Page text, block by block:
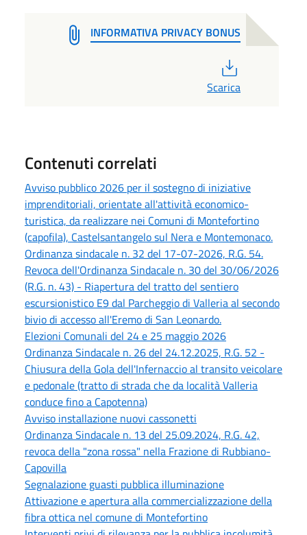
INFORMATIVA PRIVACY BONUS
Scarica
Contenuti correlati
Avviso pubblico 2026 per il sostegno di iniziative
imprenditoriali, orientate all'attività economico-
turistica, da realizzare nei Comuni di Montefortino
(capofila), Castelsantangelo sul Nera e Montemonaco.
Ordinanza sindacale n. 32 del 17-07-2026, R.G. 54.
Revoca dell'Ordinanza Sindacale n. 30 del 30/06/2026
(R.G. n. 43) - Riapertura del tratto del sentiero
escursionistico E9 dal Parcheggio di Valleria al secondo
bivio di accesso all'Eremo di San Leonardo.
Elezioni Comunali del 24 e 25 maggio 2026
Ordinanza Sindacale n. 26 del 24.12.2025, R.G. 52 -
Chiusura della Gola dell'Infernaccio al transito veicolare
e pedonale (tratto di strada che da località Valleria
conduce fino a Capotenna)
Avviso installazione nuovi cassonetti
Ordinanza Sindacale n. 13 del 25.09.2024, R.G. 42,
revoca della "zona rossa" nella Frazione di Rubbiano-
Capovilla
Segnalazione guasti pubblica illuminazione
Attivazione e apertura alla commercializzazione della
fibra ottica nel comune di Montefortino